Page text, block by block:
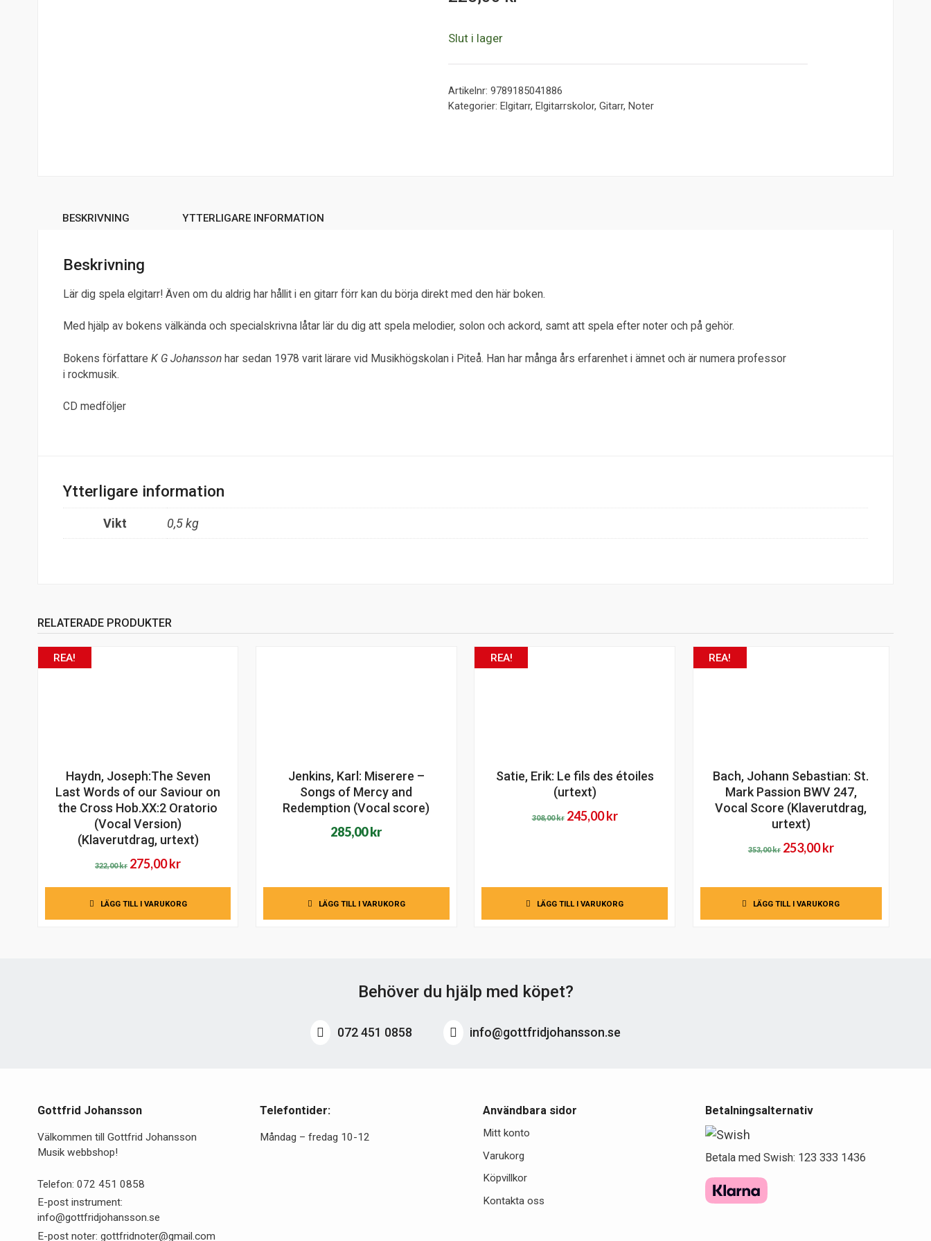
Slut i lager
Artikelnr:9789185041886
Kategorier:Elgitarr,Elgitarrskolor,Gitarr,Noter
BESKRIVNING YTTERLIGARE INFORMATION
Beskrivning
Lär dig spela elgitarr! Även om du aldrig har hållit i en gitarr förr kan du börja direkt med den här boken.
Med hjälp av bokens välkända och specialskrivna låtar lär du dig att spela melodier, solon och ackord, samt att spela efter noter och på gehör.
Bokens författare K G Johansson har sedan 1978 varit lärare vid Musikhögskolan i Piteå. Han har många års erfarenhet i ämnet och är numera professor
i rockmusik.
CD medföljer
Ytterligare information
Vikt 0,5 kg
RELATERADE PRODUKTER
REA!
Haydn, Joseph:The Seven
Last Words of our Saviour on
the Cross Hob.XX:2 Oratorio
(Vocal Version)
(Klaverutdrag, urtext)
322,00kr Det
priset
var:
275,00krDet
priset
är:
LÄGG TILL I VARUKORG
Jenkins, Karl: Miserere –
Songs of Mercy and
Redemption (Vocal score)
285,00kr
LÄGG TILL I VARUKORG
REA!
Satie, Erik: Le fils des étoiles
(urtext)
308,00kr Det
308,00 kr.
245,00krDet
245,00 kr.
LÄGG TILL I VARUKORG
REA!
Bach, Johann Sebastian: St.
Mark Passion BWV 247,
Vocal Score (Klaverutdrag,
urtext)
353,00kr Det
priset
var:
353,00 kr.
253,00krDet
priset
är:
253,00 kr.
LÄGG TILL I VARUKORG
Behöver du hjälp med köpet?
072 451 0858 info@gottfridjohansson.se
Gottfrid Johansson
Välkommen till Gottfrid Johansson
Musik webbshop!
Telefon: 072 451 0858
E-post instrument:
info@gottfridjohansson.se
E-post noter: gottfridnoter@gmail.com
Telefontider:
Måndag – fredag 10-12
Användbara sidor
Mitt konto
Varukorg
Köpvillkor
Kontakta oss
Betalningsalternativ
Betala med Swish: 123 333 1436